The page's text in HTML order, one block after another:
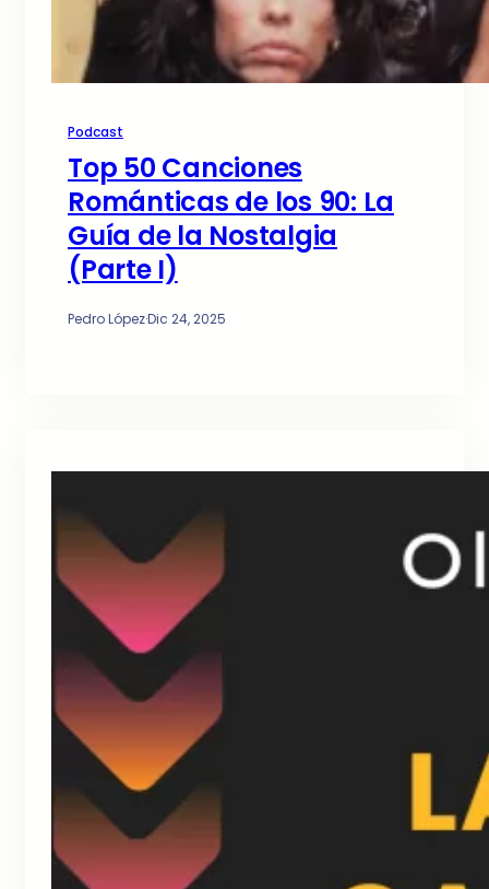
Podcast
Top 50 Canciones
Románticas de los 90: La
Guía de la Nostalgia
(Parte I)
Pedro López·Dic 24, 2025